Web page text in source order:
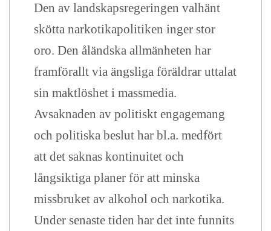
Den av landskapsregeringen valhänt
skötta narkotikapolitiken inger stor
oro. Den åländska allmänheten har
framförallt via ängsliga föräldrar uttalat
sin maktlöshet i massmedia.
Avsaknaden av politiskt engagemang
och politiska beslut har bl.a. medfört
att det saknas kontinuitet och
långsiktiga planer för att minska
missbruket av alkohol och narkotika.
Under senaste tiden har det inte funnits